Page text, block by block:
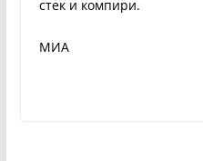
стек и компири.
МИА